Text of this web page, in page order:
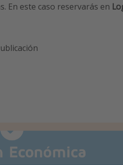
En este caso reservarás en